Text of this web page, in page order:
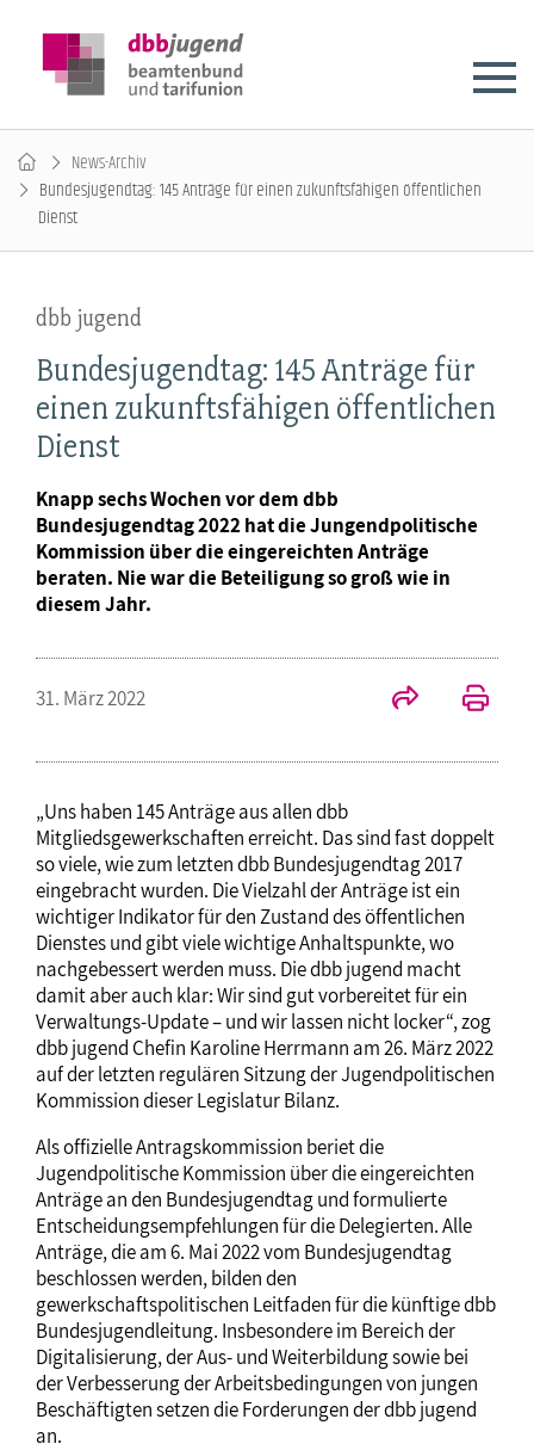
News-Archiv
Bundesjugendtag: 145 Anträge für einen zukunftsfähigen öffentlichen
Dienst
dbb jugend
Bundesjugendtag: 145 Anträge für
einen zukunftsfähigen öffentlichen
Dienst
Knapp sechs Wochen vor dem dbb
Bundesjugendtag 2022 hat die Jungendpolitische
Kommission über die eingereichten Anträge
beraten. Nie war die Beteiligung so groß wie in
diesem Jahr.
31. März 2022
„Uns haben 145 Anträge aus allen dbb
Mitgliedsgewerkschaften erreicht. Das sind fast doppelt
so viele, wie zum letzten dbb Bundesjugendtag 2017
eingebracht wurden. Die Vielzahl der Anträge ist ein
wichtiger Indikator für den Zustand des öffentlichen
Dienstes und gibt viele wichtige Anhaltspunkte, wo
nachgebessert werden muss. Die dbb jugend macht
damit aber auch klar: Wir sind gut vorbereitet für ein
Verwaltungs-Update – und wir lassen nicht locker“, zog
dbb jugend Chefin Karoline Herrmann am 26. März 2022
auf der letzten regulären Sitzung der Jugendpolitischen
Kommission dieser Legislatur Bilanz.
Als offizielle Antragskommission beriet die
Jugendpolitische Kommission über die eingereichten
Anträge an den Bundesjugendtag und formulierte
Entscheidungsempfehlungen für die Delegierten. Alle
Anträge, die am 6. Mai 2022 vom Bundesjugendtag
beschlossen werden, bilden den
gewerkschaftspolitischen Leitfaden für die künftige dbb
Bundesjugendleitung. Insbesondere im Bereich der
Digitalisierung, der Aus- und Weiterbildung sowie bei
der Verbesserung der Arbeitsbedingungen von jungen
Beschäftigten setzen die Forderungen der dbb jugend
an.